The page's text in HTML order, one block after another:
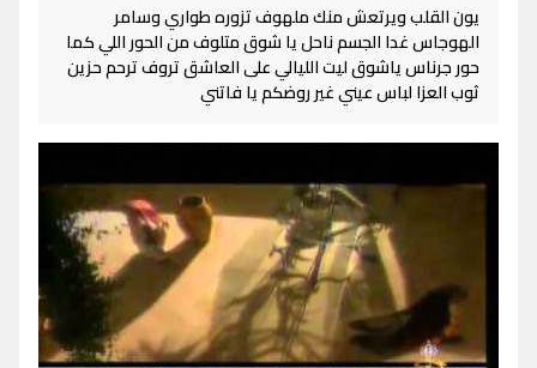
يون القلب ويرتعش منك ملهوف تزوره طواري وسامر
الهوجاس غدا الجسم ناحل يا شوق متلوف من الحور اللي كما
حور جرناس ياشوق ليت الليالي على العاشق تروف ترحم حزين
ثوب العزا لباس عيني غير روضكم يا فاتني